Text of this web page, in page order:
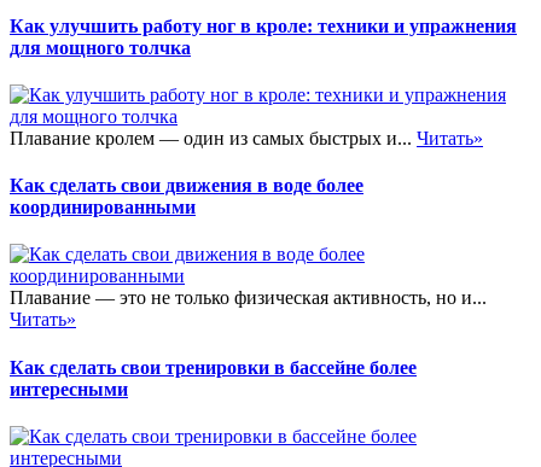
Как улучшить работу ног в кроле: техники и упражнения
для мощного толчка
Плавание кролем — один из самых быстрых и... Читать»
Как сделать свои движения в воде более
координированными
Плавание — это не только физическая активность, но и...
Читать»
Как сделать свои тренировки в бассейне более
интересными